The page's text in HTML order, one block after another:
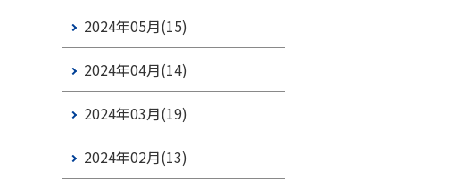
2024年05月(15)
2024年04月(14)
2024年03月(19)
2024年02月(13)